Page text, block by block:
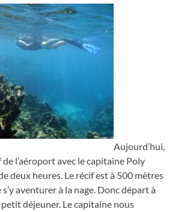
Aujourd’hui,
l’aéroport avec le capitaine Poly
deux heures. Le récif est à 500 mètres
s’y aventurer à la nage. Donc départ à
déjeuner. Le capitaine nous